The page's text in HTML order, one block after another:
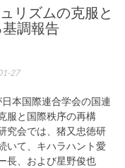
リズムの克服と
調報告
27
本国際連合学会の国連
服と国際秩序の再構
究会では、猪又忠徳研
いて、キハラハント愛
長、および星野俊也